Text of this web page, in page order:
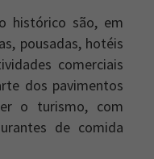
histórico são, em
pousadas, hotéis
comerciais
dos pavimentos
o turismo, com
de comida